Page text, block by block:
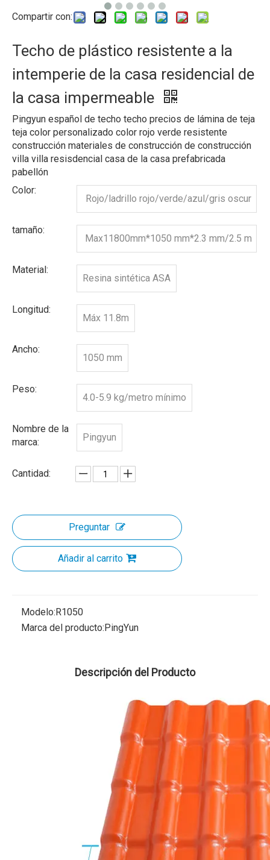
Compartir con:
Techo de plástico resistente a la
intemperie de la casa residencial de
la casa impermeable
Pingyun español de techo techo precios de lámina de teja
teja color personalizado color rojo verde resistente
construcción materiales de construcción de construcción
villa villa resisdencial casa de la casa prefabricada
pabellón
Color:
Rojo/ladrillo rojo/verde/azul/gris oscur
tamaño:
Max11800mm*1050 mm*2.3 mm/2.5 m
Material:
Resina sintética ASA
Longitud:
Máx 11.8m
Ancho:
1050 mm
Peso:
4.0-5.9 kg/metro mínimo
Nombre de la
marca:
Pingyun
Cantidad:
Preguntar
Añadir al carrito
Modelo:R1050
Marca del producto:PingYun
Descripción del Producto